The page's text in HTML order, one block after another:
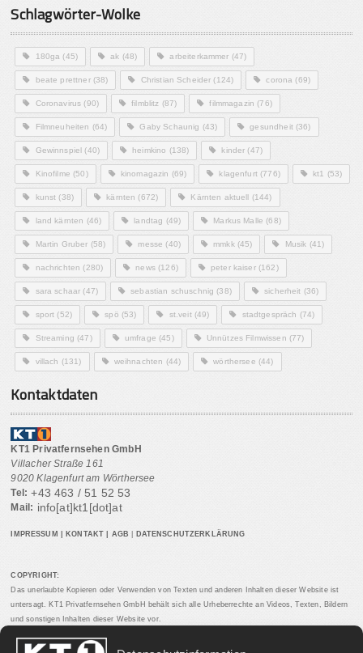
Schlagwörter-Wolke
180ga (45) ak (48) arbeiterkammer (47)
beate prettner(38) Christian Scheider (124) corona (69)
Coronavirus (90) filmblitz (87) filmmagazin (76)
Filmneuheiten (64) Gaby Schaunig (43) gesundheit(36)
Gewinnspiel (40) heimkino (138) kinder (47)
Kinofilme (50) kinomagazin (69) klagenfurt(776) kt1 (53)
kunst (38) kärnten (672) Kärnten aktuell (144)
land kärnten (46) landtag (49) Markus Malle (68)
Martin Gruber (58) messe (40) mmkk(45) Musik (41)
nachrichten (280) news(126) peter kaiser(162)
sara schaar (47) sebastian schuschnig (38) sicherheit (36)
sport (52) spö (53) st.veit(49) stadtgespräch (74)
Streaming (47) umfrage (45) Unnützes Filmwissen (77)
villach (131) weihnachten (44) wörthersee (44)
Kontaktdaten
KT1 Privatfernsehen GmbH
Villacher Straße 161
9020 Klagenfurt am Wörthersee
Tel: +43 463 / 51 52 53
Mail: info[at]kt1[dot]at
IMPRESSUM KONTAKT AGB DATENSCHUTZERKLÄRUNG
COPYRIGHT:
Das unerlaubte Kopieren oder Verwenden von Texten und anderen Inhalten dieser Website ist
untersagt. KT1 Privatfernsehen GmbH behält sich alle Urheberrechte an Videos, Texten, Bildern
und sonstigen Inhalten dieser Website vor.